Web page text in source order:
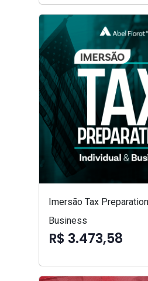
Imersão Tax
Business
R$ 3.473,58